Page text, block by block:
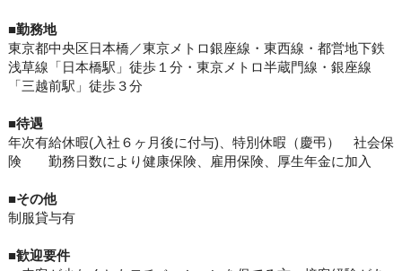
■勤務地
東京都中央区日本橋／東京メトロ銀座線・東西線・都営地下鉄
浅草線「日本橋駅」徒歩１分・東京メトロ半蔵門線・銀座線
「三越前駅」徒歩３分
■待遇
年次有給休暇(入社６ヶ月後に付与)、特別休暇（慶弔） 社会保
険 勤務日数により健康保険、雇用保険、厚生年金に加入
■その他
制服貸与有
■歓迎要件